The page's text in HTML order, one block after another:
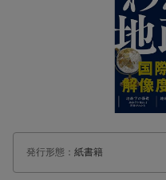
発行形態 ： 紙書籍